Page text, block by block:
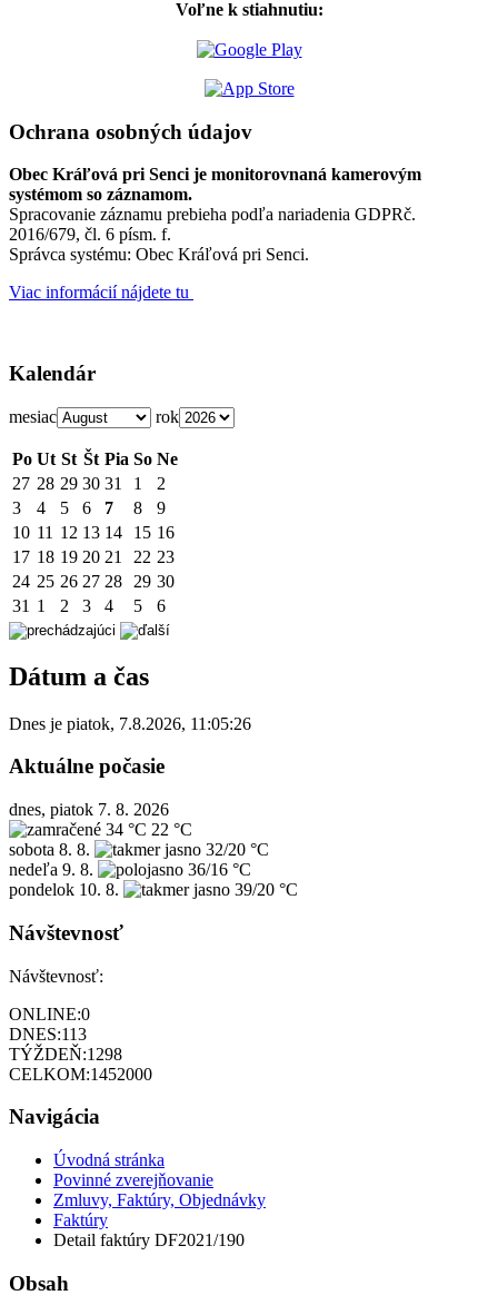
Voľne k stiahnutiu:
Ochrana osobných údajov
Obec Kráľová pri Senci je monitorovnaná kamerovým
systémom so záznamom.
Spracovanie záznamu prebieha podľa nariadenia GDPRč.
2016/679, čl. 6 písm. f.
Správca systému: Obec Kráľová pri Senci.
Viac informácií nájdete tu
Kalendár
mesiac rok
Po Ut St Št Pia So Ne
27 28 29 30 31 1
2
3
4 5 6 7 8
9
10 11 12 13 14 15 16
17 18 19 20 21 22 23
24 25 26 27 28 29 30
31 1 2 3 4 5 6
Dátum a čas
Dnes je piatok, 7.8.2026, 11:05:26
Aktuálne počasie
dnes, piatok 7. 8. 2026
34 °C 22 °C
sobota 8. 8.
32/20 °C
nedeľa 9. 8.
36/16 °C
pondelok 10. 8. 39/20 °C
Návštevnosť
Návštevnosť:
ONLINE:0
DNES:113
TÝŽDEŇ:1298
CELKOM:1452000
Navigácia
Úvodná stránka
Povinné zverejňovanie
Zmluvy, Faktúry, Objednávky
Faktúry
Detail faktúry DF2021/190
Obsah